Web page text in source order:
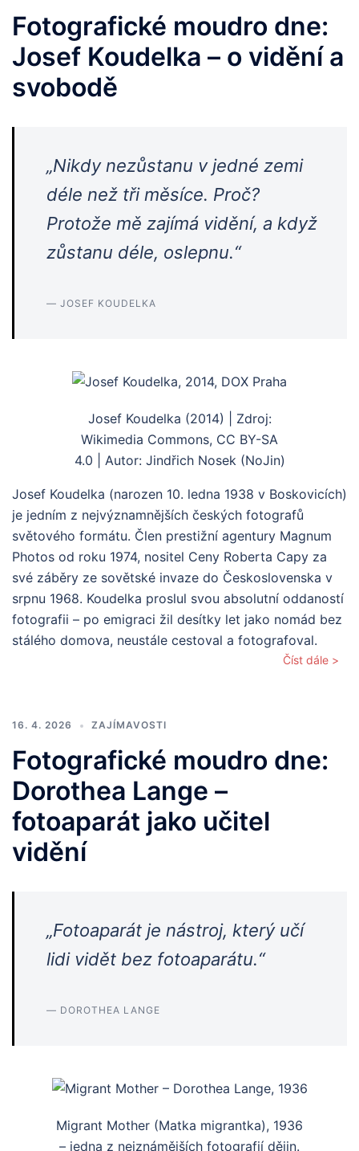
Fotografické moudro dne:
Josef Koudelka – o vidění a
svobodě
„Nikdy nezůstanu v jedné zemi
déle než tři měsíce. Proč?
Protože mě zajímá vidění, a když
zůstanu déle, oslepnu.“
— JOSEF KOUDELKA
Josef Koudelka (2014) | Zdroj:
Wikimedia Commons, CC BY-SA
4.0 | Autor: Jindřich Nosek (NoJin)
Josef Koudelka (narozen 10. ledna 1938 v Boskovicích)
je jedním z nejvýznamnějších českých fotografů
světového formátu. Člen prestižní agentury Magnum
Photos od roku 1974, nositel Ceny Roberta Capy za
své záběry ze sovětské invaze do Československa v
srpnu 1968. Koudelka proslul svou absolutní oddaností
fotografii – po emigraci žil desítky let jako nomád bez
stálého domova, neustále cestoval a fotografoval.
Číst dále >
16. 4. 2026 ZAJÍMAVOSTI
Fotografické moudro dne:
Dorothea Lange –
fotoaparát jako učitel
vidění
„Fotoaparát je nástroj, který učí
lidi vidět bez fotoaparátu.“
— DOROTHEA LANGE
Migrant Mother (Matka migrantka), 1936
– jedna z nejznámějších fotografií dějin.